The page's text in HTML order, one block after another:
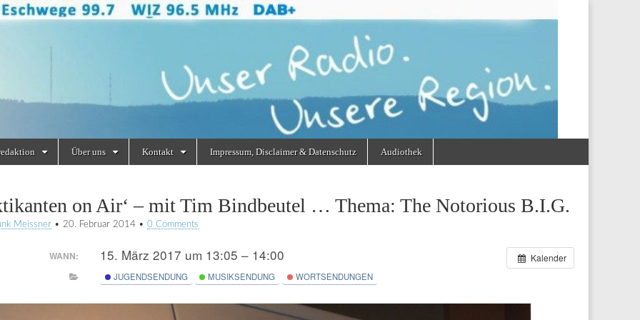
Über uns Kontakt Impressum, Disclaimer & Datenschutz Audiothek
on Air‘ – mit Tim Bindbeutel … Thema: The Notorious B.I.G.
Meissner • 20. Februar 2014 • 0 Comments
Kalender
WANN: 15. März 2017 um 13:05 – 14:00
JUGENDSENDUNG MUSIKSENDUNG WORTSENDUNGEN